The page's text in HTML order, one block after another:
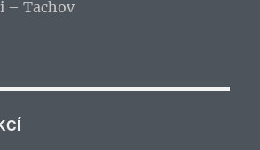
– Tachov